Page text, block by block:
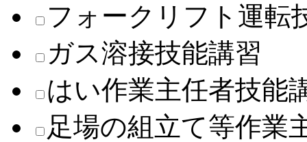
フォークリフト運転
ガス溶接技能講習
はい作業主任者技能
足場の組立て等作業